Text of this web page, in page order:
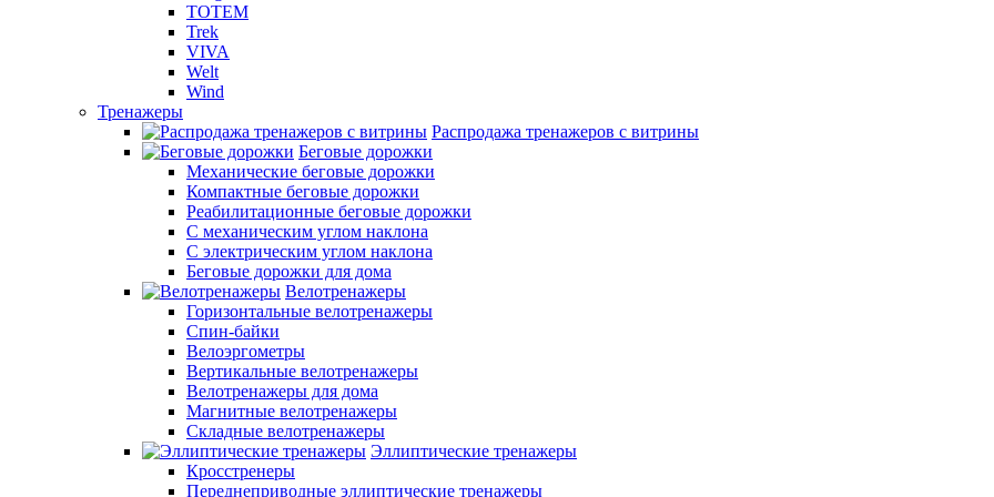
TOTEM
Trek
VIVA
Welt
Wind
Тренажеры
Распродажа тренажеров с витрины
Беговые дорожки
Механические беговые дорожки
Компактные беговые дорожки
Реабилитационные беговые дорожки
С механическим углом наклона
С электрическим углом наклона
Беговые дорожки для дома
Велотренажеры
Горизонтальные велотренажеры
Спин-байки
Велоэргометры
Вертикальные велотренажеры
Велотренажеры для дома
Магнитные велотренажеры
Складные велотренажеры
Эллиптические тренажеры
Кросстренеры
Переднеприводные эллиптические тренажеры